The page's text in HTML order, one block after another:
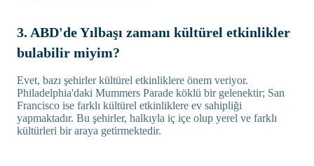
3. ABD'de Yılbaşı zamanı kültürel etkinlikler
bulabilir miyim?
Evet, bazı şehirler kültürel etkinliklere önem veriyor.
Philadelphia'daki Mummers Parade köklü bir gelenektir; San
Francisco ise farklı kültürel etkinliklere ev sahipliği
yapmaktadır. Bu şehirler, halkıyla iç içe olup yerel ve farklı
kültürleri bir araya getirmektedir.